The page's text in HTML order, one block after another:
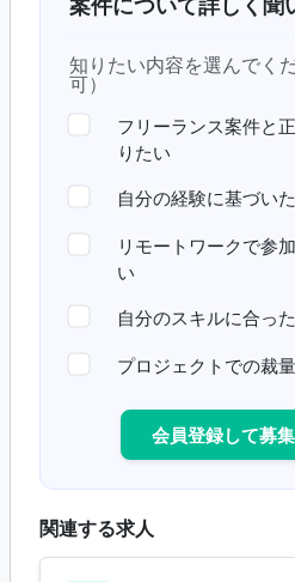
知りたい内容を選んでく
可）
フリーランス案件と
りたい
自分の経験に基づい
リモートワークで参
い
自分のスキルに合っ
プロジェクトでの裁
会員登録して募
関連する求人